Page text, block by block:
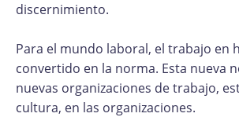
discernimiento.
Para el mundo laboral, el trabajo en
convertido en la norma. Esta nueva
nuevas organizaciones de trabajo,
cultura, en las organizaciones.